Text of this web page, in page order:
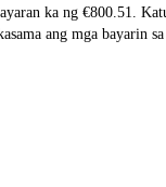
ka ng €800.51.
ang mga bayarin